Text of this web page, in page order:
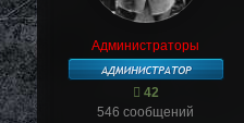
Администраторы
42
546 сообщений